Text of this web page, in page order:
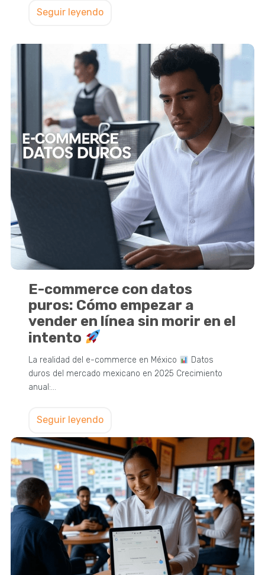
Seguir leyendo
E-commerce con datos
puros: Cómo empezar a
vender en línea sin morir en el
intento
La realidad del e-commerce en México
Datos
duros del mercado mexicano en 2025 Crecimiento
anual:…
Seguir leyendo